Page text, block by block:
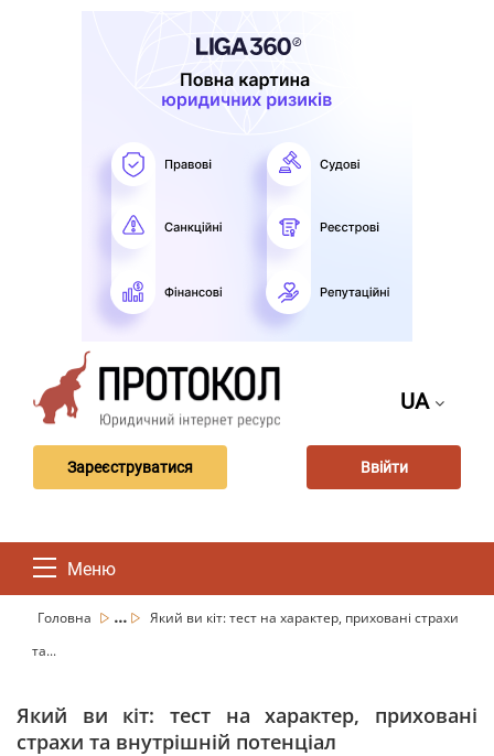
UA
Зареєструватися Ввійти
Меню
Головна ...
Який ви кіт: тест на характер, приховані страхи
та...
Який ви кіт: тест на характер, приховані
страхи та внутрішній потенціал